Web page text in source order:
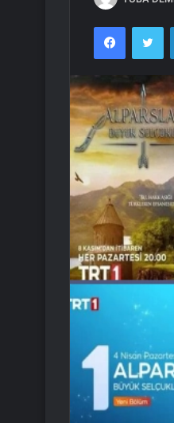
Facebook